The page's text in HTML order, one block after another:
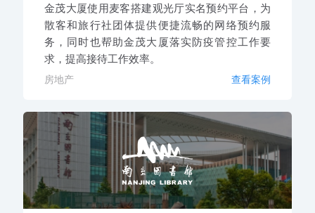
金茂大厦使用麦客搭建观光厅实名预约平台，为
散客和旅行社团体提供便捷流畅的网络预约服
务，同时也帮助金茂大厦落实防疫管控工作要
求，提高接待工作效率。
房地产 查看案例